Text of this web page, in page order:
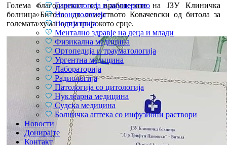
Гинекологија и акушерство
Неонатологија
Педијатрија
Ментално здравје на деца и млади
Физикална медицина
Ортопедија и трауматологија
Ургентна медицина
Лабораторија
Радиологија
Патологија со цитологија
Нуклеарна медицина
Судска медицина
Болничка аптека со инфузиони раствори
Новости
Донирајте
Контакт
Голема благодарност од вработените на ЈЗУ Клиничка
болница Битола до семејството Ковачевски од битола за
големата хуманост и широкото срце.